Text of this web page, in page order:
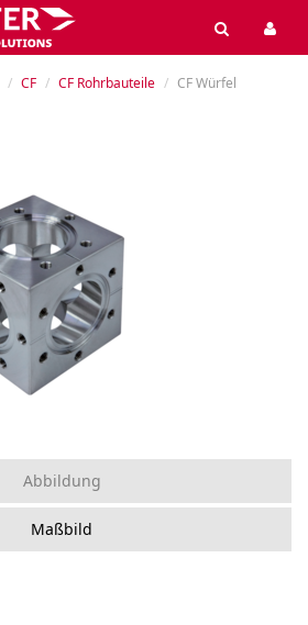
CF CF Rohrbauteile CF Würfel
Abbildung
Maßbild